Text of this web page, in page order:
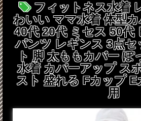
フィットネス水着
わいい ママ水着 体型
40代 20代 ミセス 50代
パンツ レギンス 3点セ
ト 脚 太ももカバー ぽ
水着 カバーアップ ス
スト 盛れる Fカップ E
用